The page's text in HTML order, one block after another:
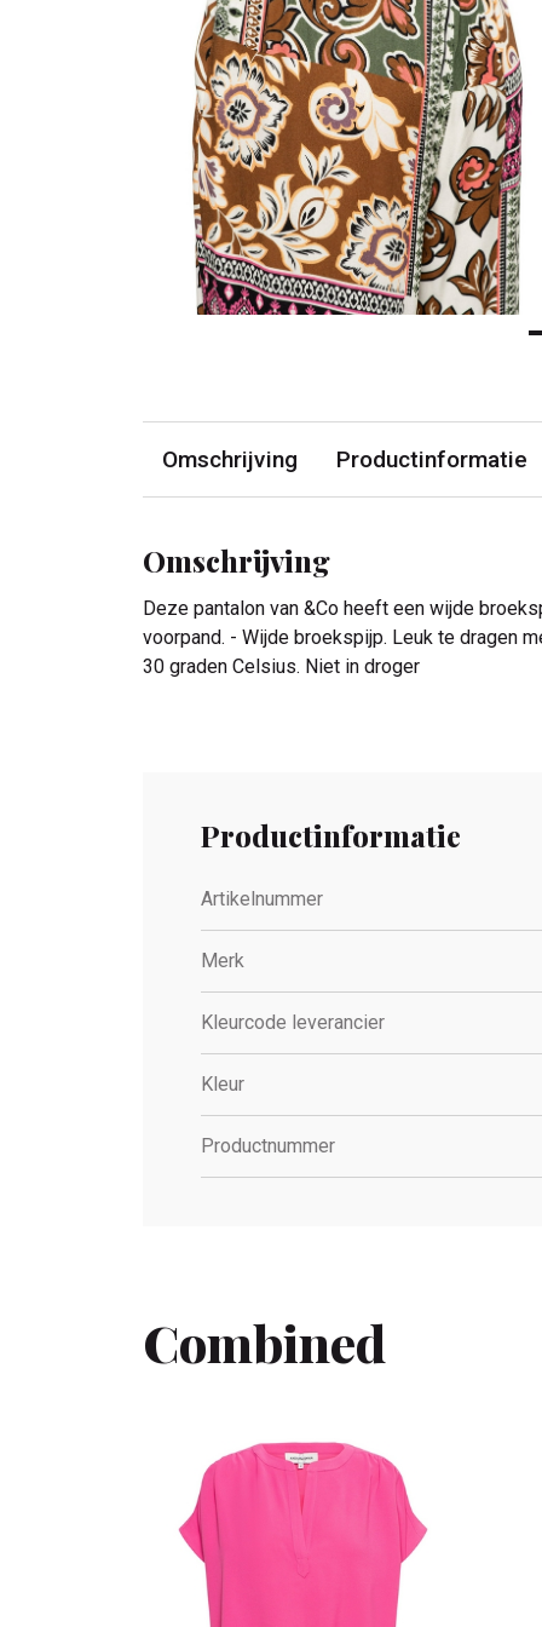
Omschrijving Productinformatie
Omschrijving
Deze pantalon van &Co heeft een wijde
voorpand. - Wijde broekspijp. Leuk te dragen
30 graden Celsius. Niet in droger
Productinformatie
Artikelnummer
Merk
Kleurcode leverancier
Kleur
Productnummer
Combined